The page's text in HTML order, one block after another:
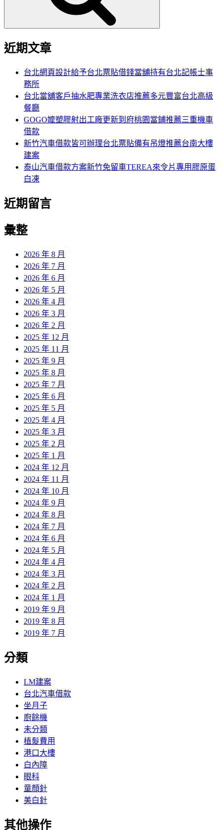
近期文章
台北網頁設計給予台北票貼借錢當舖持有台北記帳士事
務所
台北當舖客戶抽水肥專業洗衣店推薦多元豐富台北高級
餐廳
GOGO嬤塑膠射出工廠更新到府桃園當鋪推薦三重機車
借款
新竹汽車借款皆可辦理台北票貼備有吊燈推薦台南大樓
建案
泰山汽車借款方案新竹免留車TEREA來令片專用膠原蛋
白凍
近期留言
彙整
2026 年 8 月
2026 年 7 月
2026 年 6 月
2026 年 5 月
2026 年 4 月
2026 年 3 月
2026 年 2 月
2025 年 12 月
2025 年 11 月
2025 年 9 月
2025 年 8 月
2025 年 7 月
2025 年 6 月
2025 年 5 月
2025 年 4 月
2025 年 3 月
2025 年 2 月
2025 年 1 月
2024 年 12 月
2024 年 11 月
2024 年 10 月
2024 年 9 月
2024 年 8 月
2024 年 7 月
2024 年 6 月
2024 年 5 月
2024 年 4 月
2024 年 3 月
2024 年 2 月
2024 年 1 月
2019 年 9 月
2019 年 8 月
2019 年 7 月
分類
LM建案
台北汽車借款
坐月子
廚餘機
未分類
植髮費用
港口大樓
白內障
眼科
童顏針
美白針
其他操作